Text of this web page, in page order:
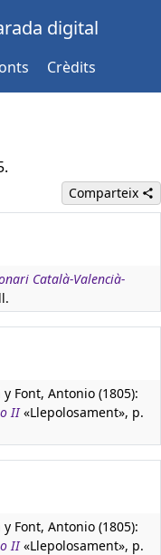
digital
Crèdits
Comparteix
Català-Valencià-
Font, Antonio (1805):
II«Llepolosament», p.
Font, Antonio (1805):
II«Llepolosament», p.